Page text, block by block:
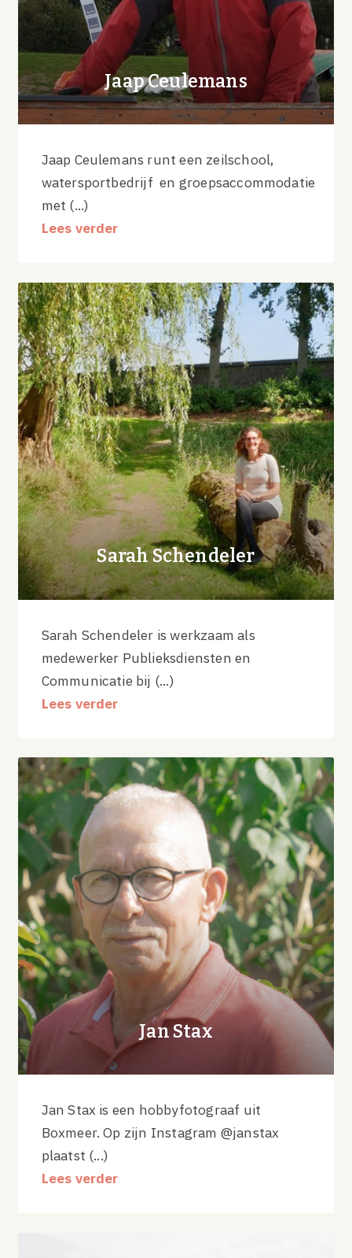
Jaap Ceulemans
Jaap Ceulemans runt een zeilschool,
watersportbedrijf en groepsaccommodatie
met (...)
Lees verder
Sarah Schendeler
Sarah Schendeler is werkzaam als
medewerker Publieksdiensten en
Communicatie bij (...)
Lees verder
Jan Stax
Jan Stax is een hobbyfotograaf uit
Boxmeer. Op zijn Instagram @janstax
plaatst (...)
Lees verder